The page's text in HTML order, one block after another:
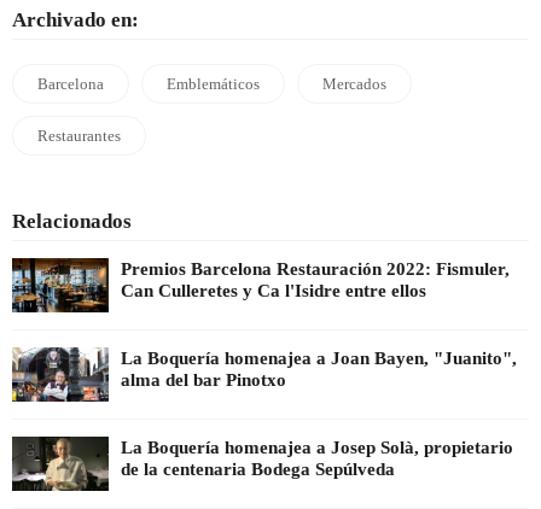
Archivado en:
Barcelona Emblemáticos Mercados
Restaurantes
Relacionados
Premios Barcelona Restauración 2022: Fismuler,
Can Culleretes y Ca l'Isidre entre ellos
La Boquería homenajea a Joan Bayen, "Juanito",
alma del bar Pinotxo
La Boquería homenajea a Josep Solà, propietario
de la centenaria Bodega Sepúlveda